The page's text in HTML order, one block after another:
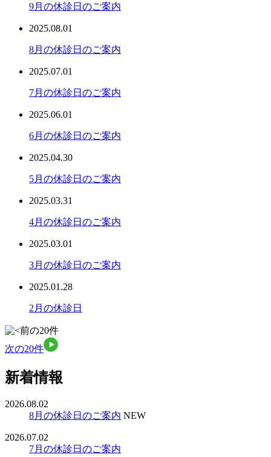
9月の休診日のご案内
2025.08.01
8月の休診日のご案内
2025.07.01
7月の休診日のご案内
2025.06.01
6月の休診日のご案内
2025.04.30
5月の休診日のご案内
2025.03.31
4月の休診日のご案内
2025.03.01
3月の休診日のご案内
2025.01.28
2月の休診日
前の20件
次の20件
新着情報
2026.08.02
8月の休診日のご案内 NEW
2026.07.02
7月の休診日のご案内